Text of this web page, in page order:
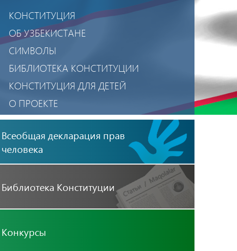
КОНСТИТУЦИЯ
ОБ УЗБЕКИСТАНЕ
СИМВОЛЫ
БИБЛИОТЕКА КОНСТИТУЦИИ
КОНСТИТУЦИЯ ДЛЯ ДЕТЕЙ
О ПРОЕКТЕ
ПОЛИТИКА КОНФИДЕНЦИАЛЬНОСТИ
МОБИЛЬНОЕ ПРИЛОЖЕНИЕ
Всеобщая декларация прав
человека
Библиотека Конституции
Конкурсы